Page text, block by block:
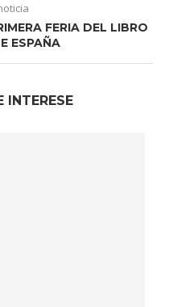
FERIA DEL LIBRO
ESPAÑA
INTERESE